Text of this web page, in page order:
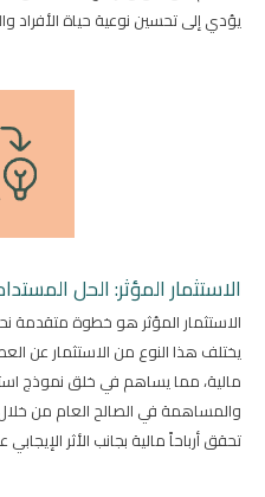
يؤدي إلى تحسين نوعية حياة الأفراد
الاستثمار المؤثر: الحل
الاستثمار المؤثر هو خطوة متقدمة
يختلف هذا النوع من الاستثمار عن
مالية، مما يساهم في خلق نموذج
والمساهمة في الصالح العام من
تحقق أرباحاً مالية بجانب الأثر